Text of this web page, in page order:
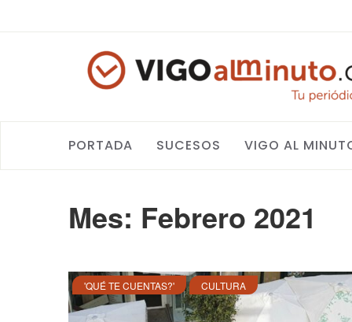
PORTADA SUCESOS VIGO AL
Mes: Febrero 2021
'QUÉ TE CUENTAS?' CULTURA